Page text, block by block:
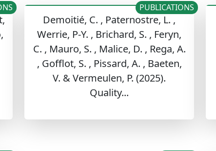
Demoitié, C. , Paternostre, L. ,
Werrie, P-Y. , Brichard, S. , Feryn,
C. , Mauro, S. , Malice, D. , Rega, A.
, Gofflot, S. , Pissard, A. , Baeten,
V. & Vermeulen, P. (2025).
Quality...
PUBLICATIONS